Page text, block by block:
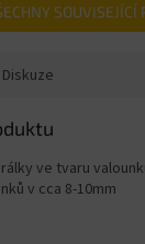
SOUVISEJÍCÍ
Diskuze
ve tvaru
v cca 8-10mm